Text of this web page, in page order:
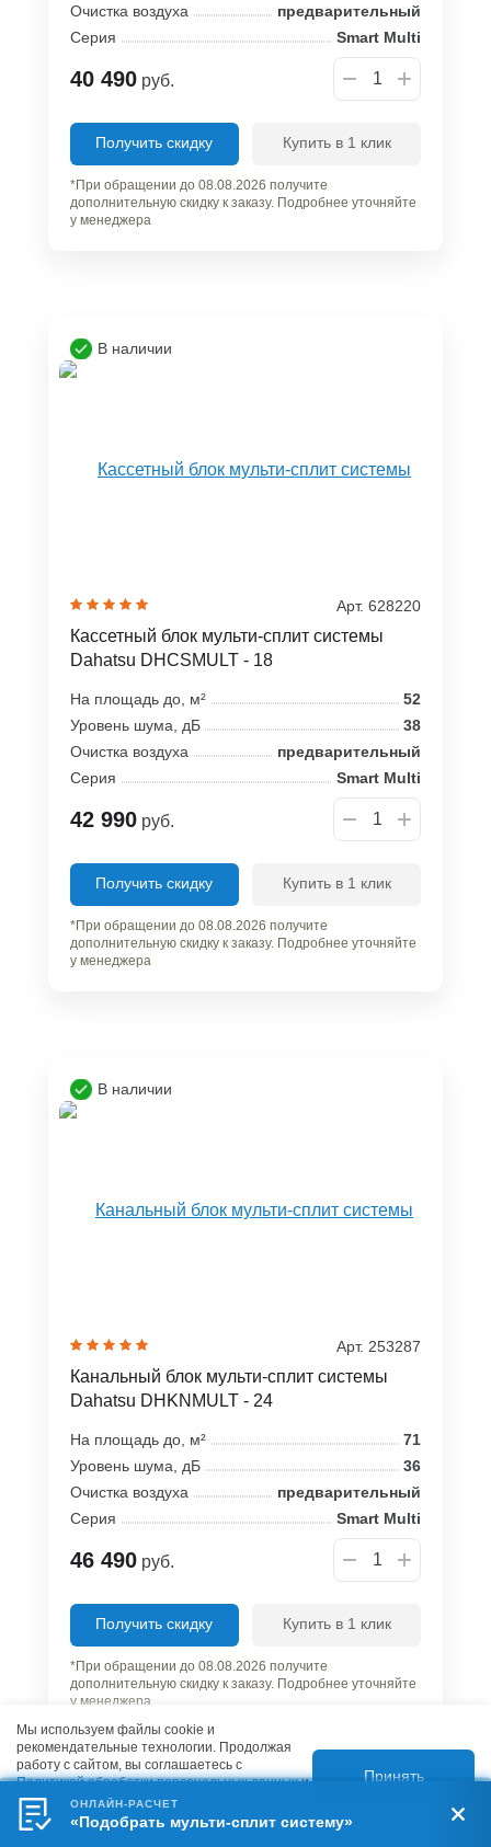
Очистка воздуха
предварительный
Серия
Smart Multi
40 490 руб.
Получить скидку Купить в 1 клик
*При обращении до 08.08.2026 получите
дополнительную скидку к заказу. Подробнее уточняйте
у менеджера
В наличии
Арт. 628220
Кассетный блок мульти-сплит системы
Dahatsu DHCSMULT - 18
На площадь до, м²
52
Уровень шума, дБ
38
Очистка воздуха
предварительный
Серия
Smart Multi
42 990 руб.
Получить скидку Купить в 1 клик
*При обращении до 08.08.2026 получите
дополнительную скидку к заказу. Подробнее уточняйте
у менеджера
В наличии
Арт. 253287
Канальный блок мульти-сплит системы
Dahatsu DHKNMULT - 24
На площадь до, м²
71
Уровень шума, дБ
36
Очистка воздуха
предварительный
Серия
Smart Multi
46 490 руб.
Получить скидку Купить в 1 клик
*При обращении до 08.08.2026 получите
дополнительную скидку к заказу. Подробнее уточняйте
у менеджера
В наличии
Мы используем файлы cookie и
рекомендательные технологии. Продолжая
работу с сайтом, вы соглашаетесь с
Политикой обработки персональных данныхи
Правилами пользования сайтом.
Принять
ОНЛАЙН-РАСЧЕТ
«Подобрать мульти-сплит систему»